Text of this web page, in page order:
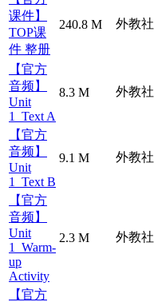
课件】
TOP课
件 整册
240.8 M 外教社
【官方
音频】
Unit
1_Text A
8.3 M 外教社
【官方
音频】
Unit
1_Text B
9.1 M 外教社
【官方
音频】
Unit
1_Warm-
up
Activity
2.3 M 外教社
【官方